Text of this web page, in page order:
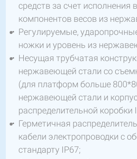
средств за счет исполнения
компонентов весов из
Регулируемые,
ножки и уровень из
Несущая трубчатая
нержавеющей стали со
(для платформ больше
нержавеющей стали и
распределительной коробки
Герметичная
кабели электропроводки с
стандарту IP67;